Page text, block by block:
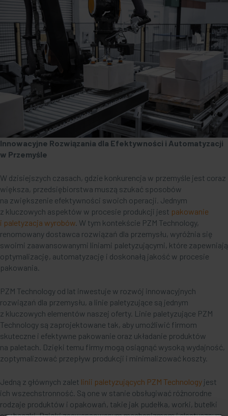
Innowacyjne Rozwiązania dla Efektywności i Automatyzacji
w Przemyśle
W dzisiejszych czasach, gdzie konkurencja w przemyśle jest coraz
większa, przedsiębiorstwa muszą szukać sposobów
na zwiększenie efektywności swoich operacji. Jednym
z kluczowych aspektów w procesie produkcji jest pakowanie
i paletyzacja wyrobów. W tym kontekście PZM Technology,
renomowany dostawca rozwiązań dla przemysłu, wyróżnia się
swoimi zaawansowanymi liniami paletyzującymi, które zapewniają
optymalizację, automatyzację i doskonałą jakość w procesie
pakowania.
PZM Technology od lat inwestuje w rozwój innowacyjnych
rozwiązań dla przemysłu, a linie paletyzujące są jednym
z kluczowych elementów naszej oferty. Linie paletyzujące PZM
Technology są zaprojektowane tak, aby umożliwić firmom
skuteczne i efektywne pakowanie oraz układanie produktów
na paletach. Dzięki temu firmy mogą osiągnąć wysoką wydajność,
zoptymalizować przepływ produkcji i minimalizować koszty.
Jedną z głównych zalet linii paletyzujących PZM Technology jest
ich wszechstronność. Są one w stanie obsługiwać różnorodne
rodzaje produktów i opakowań, takie jak pudełka, worki, butelki